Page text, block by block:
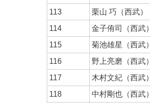
113
栗山 巧（西武）
114
金子侑司（西武）
115
菊池雄星（西武）
116
野上亮磨（西武）
117
木村文紀（西武）
118
中村剛也（西武）